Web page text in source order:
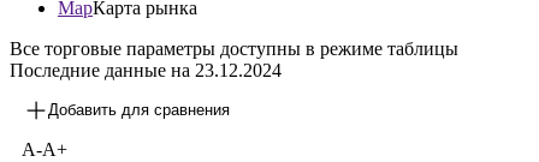
MapКарта рынка
Все торговые параметры доступны в режиме таблицы
Последние данные на 23.12.2024
Добавить для сравнения